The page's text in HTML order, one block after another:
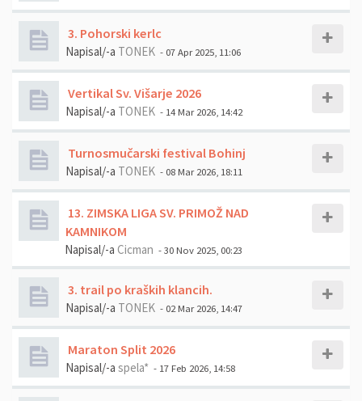
3. Pohorski kerlc
Napisal/-a TONEK - 07 Apr 2025, 11:06
Vertikal Sv. Višarje 2026
Napisal/-a TONEK - 14 Mar 2026, 14:42
Turnosmučarski festival Bohinj
Napisal/-a TONEK - 08 Mar 2026, 18:11
13. ZIMSKA LIGA SV. PRIMOŽ NAD
KAMNIKOM
Napisal/-a Cicman - 30 Nov 2025, 00:23
3. trail po kraških klancih.
Napisal/-a TONEK - 02 Mar 2026, 14:47
Maraton Split 2026
Napisal/-a spela* - 17 Feb 2026, 14:58